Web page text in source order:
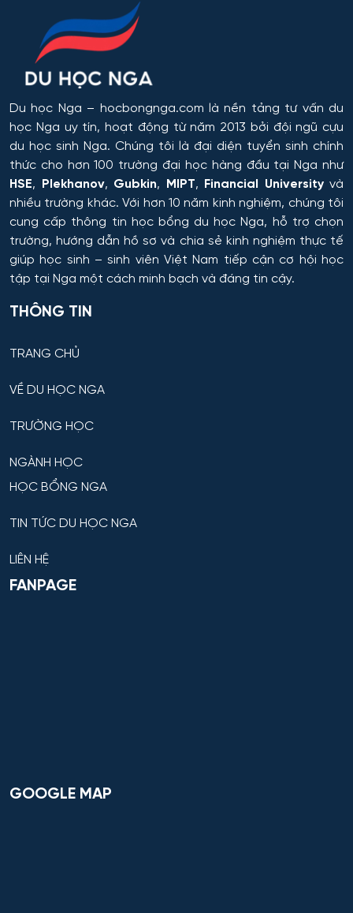
Du học Nga – hocbongnga.com là nền tảng tư vấn du
học Nga uy tín, hoạt động từ năm 2013 bởi đội ngũ cựu
du học sinh Nga. Chúng tôi là đại diện tuyển sinh chính
thức cho hơn 100 trường đại học hàng đầu tại Nga như
HSE, Plekhanov, Gubkin, MIPT, Financial Universityvà
nhiều trường khác. Với hơn 10 năm kinh nghiệm, chúng tôi
cung cấp thông tin học bổng du học Nga, hỗ trợ chọn
trường, hướng dẫn hồ sơ và chia sẻ kinh nghiệm thực tế
giúp học sinh – sinh viên Việt Nam tiếp cận cơ hội học
tập tại Nga một cách minh bạch và đáng tin cậy.
THÔNG TIN
TRANG CHỦ
VỀ DU HỌC NGA
TRƯỜNG HỌC
NGÀNH HỌC
HỌC BỔNG NGA
TIN TỨC DU HỌC NGA
LIÊN HỆ
FANPAGE
GOOGLE MAP